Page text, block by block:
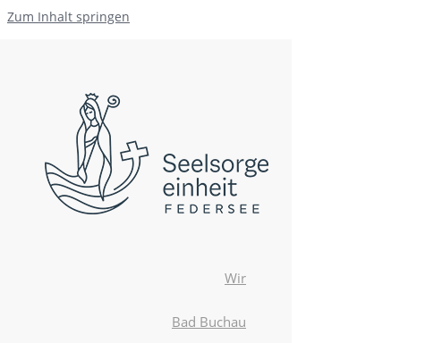
Zum Inhalt springen
Wir
Bad Buchau